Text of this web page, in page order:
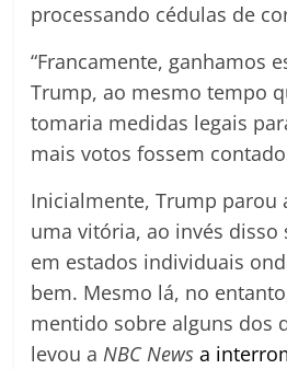
processando cédulas de
“Francamente, ganhamos
Trump, ao mesmo tempo
tomaria medidas legais
mais votos fossem
Inicialmente, Trump parou
uma vitória, ao invés disso
em estados individuais
bem. Mesmo lá, no
mentido sobre alguns dos
levou aNBC Newsa